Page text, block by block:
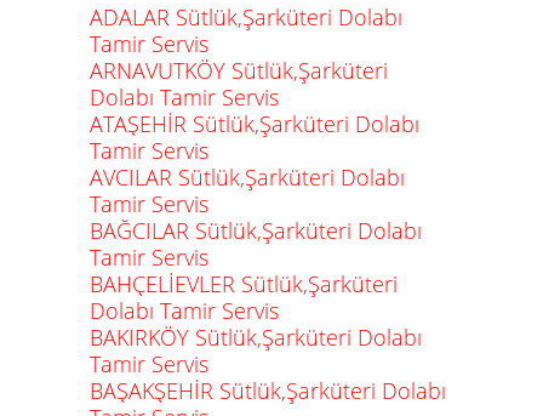
ADALAR Sütlük,Şarküteri Dolabı
Tamir Servis
ARNAVUTKÖY Sütlük,Şarküteri
Dolabı Tamir Servis
ATAŞEHİR Sütlük,Şarküteri Dolabı
Tamir Servis
AVCILAR Sütlük,Şarküteri Dolabı
Tamir Servis
BAĞCILAR Sütlük,Şarküteri Dolabı
Tamir Servis
BAHÇELİEVLER Sütlük,Şarküteri
Dolabı Tamir Servis
BAKIRKÖY Sütlük,Şarküteri Dolabı
Tamir Servis
BAŞAKŞEHİR Sütlük,Şarküteri Dolabı